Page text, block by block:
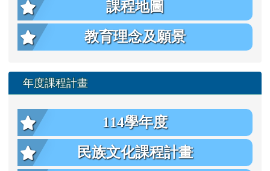
課程地圖
教育理念及願景
年度課程計畫
114學年度
民族文化課程計畫